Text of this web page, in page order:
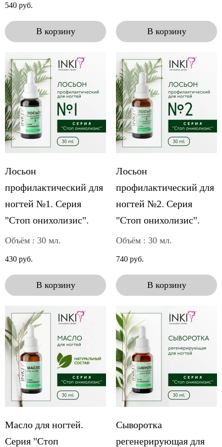
540 руб.
В корзину В корзину
Лосьон
профилактический для
ногтей №1. Серия
"Стоп онихолизис".
Объём : 30 мл.
430 руб.
В корзину
Лосьон
профилактический для
ногтей №2. Серия
"Стоп онихолизис".
Объём : 30 мл.
740 руб.
В корзину
Масло для ногтей.
Серия "Стоп
Сыворотка
регенерирующая для